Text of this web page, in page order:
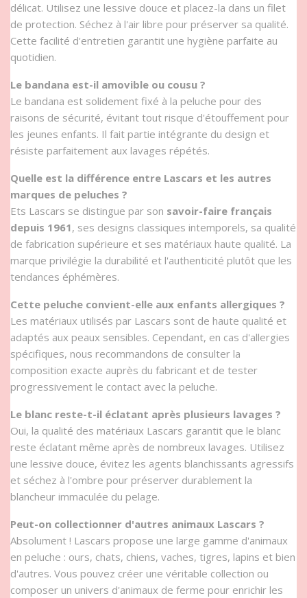
délicat. Utilisez une lessive douce et placez-la dans un filet
de protection. Séchez à l'air libre pour préserver sa qualité.
Cette facilité d'entretien garantit une hygiène parfaite au
quotidien.
Le bandana est-il amovible ou cousu ?
Le bandana est solidement fixé à la peluche pour des
raisons de sécurité, évitant tout risque d'étouffement pour
les jeunes enfants. Il fait partie intégrante du design et
résiste parfaitement aux lavages répétés.
Quelle est la différence entre Lascars et les autres
marques de peluches ?
Ets Lascars se distingue par son savoir-faire français
depuis 1961, ses designs classiques intemporels, sa qualité
de fabrication supérieure et ses matériaux haute qualité. La
marque privilégie la durabilité et l'authenticité plutôt que les
tendances éphémères.
Cette peluche convient-elle aux enfants allergiques ?
Les matériaux utilisés par Lascars sont de haute qualité et
adaptés aux peaux sensibles. Cependant, en cas d'allergies
spécifiques, nous recommandons de consulter la
composition exacte auprès du fabricant et de tester
progressivement le contact avec la peluche.
Le blanc reste-t-il éclatant après plusieurs lavages ?
Oui, la qualité des matériaux Lascars garantit que le blanc
reste éclatant même après de nombreux lavages. Utilisez
une lessive douce, évitez les agents blanchissants agressifs
et séchez à l'ombre pour préserver durablement la
blancheur immaculée du pelage.
Peut-on collectionner d'autres animaux Lascars ?
Absolument ! Lascars propose une large gamme d'animaux
en peluche : ours, chats, chiens, vaches, tigres, lapins et bien
d'autres. Vous pouvez créer une véritable collection ou
composer un univers d'animaux de ferme pour enrichir les